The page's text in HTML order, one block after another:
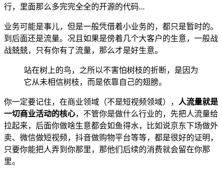
行，里面那么多完完全全的开源的代码...
业务可能是事儿，但是一般凭借着小业务的，都只是暂时的。
到后面还是流量。况且如果是傍着几个大客户的生意，一般战
战兢兢，只有你有了流量，那么才是好生意。
站在树上的鸟，之所以不害怕树枝的折断，是因为
它从未相信树枝，而是依靠自己的翅膀。
你一定要记住，在商业领域（不是短视频领域）， 人流量就是
一切商业活动的核心，不管你是做什么行业的，先把人流量给
拉起来，后面你做啥生意都会如鱼得水，比如说京东下场做外
卖、微信做短视频，抖音做购物平台等等，都是很好的证明，
只要你能把人弄到你那里，那他们后续的消费就会留在你那
里。